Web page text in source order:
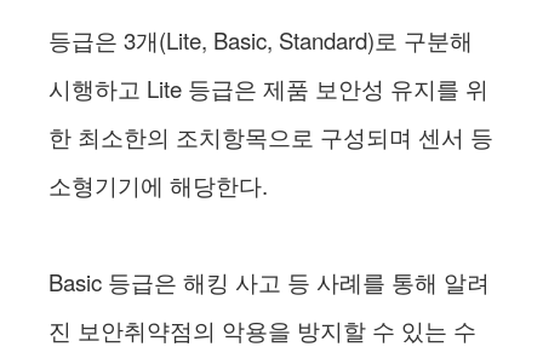
등급은 3개(Lite, Basic, Standard)로 구분해
시행하고 Lite 등급은 제품 보안성 유지를 위
한 최소한의 조치항목으로 구성되며 센서 등
소형기기에 해당한다.
Basic 등급은 해킹 사고 등 사례를 통해 알려
진 보안취약점의 악용을 방지할 수 있는 수